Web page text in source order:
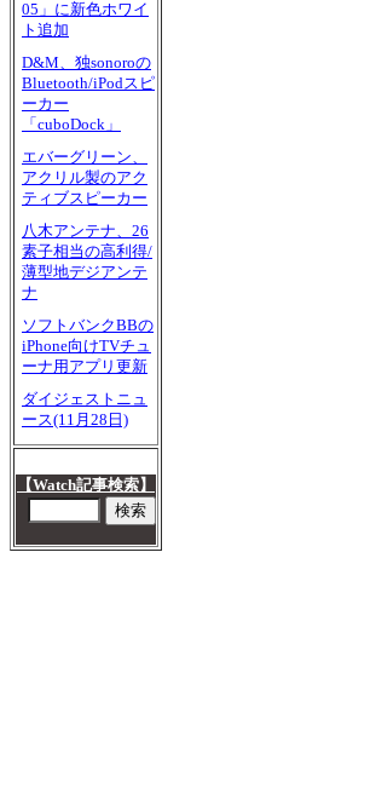
05」に新色ホワイ
ト追加
D&M、独sonoroの
Bluetooth/iPodスピ
ーカー
「cuboDock」
エバーグリーン、
アクリル製のアク
ティブスピーカー
八木アンテナ、26
素子相当の高利得/
薄型地デジアンテ
ナ
ソフトバンクBBの
iPhone向けTVチュ
ーナ用アプリ更新
ダイジェストニュ
ース(11月28日)
【Watch記事検索】